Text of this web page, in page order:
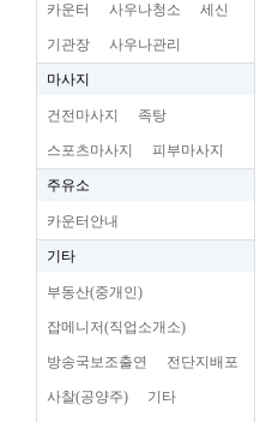
카운터 사우나청소 세신
기관장 사우나관리
마사지
건전마사지 족탕
스포츠마사지 피부마사지
주유소
카운터안내
기타
부동산(중개인)
잡메니저(직업소개소)
방송국보조출연 전단지배포
사찰(공양주) 기타